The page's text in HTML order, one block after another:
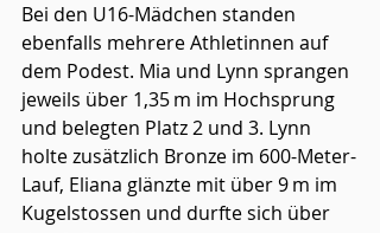
Bei den U16-Mädchen standen
ebenfalls mehrere Athletinnen auf
dem Podest. Mia und Lynn sprangen
jeweils über 1,35 m im Hochsprung
und belegten Platz 2 und 3. Lynn
holte zusätzlich Bronze im 600-Meter-
Lauf, Eliana glänzte mit über 9 m im
Kugelstossen und durfte sich über